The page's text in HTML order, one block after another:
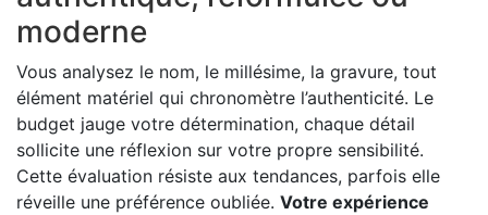
moderne
Vous analysez le nom, le millésime, la gravure, tout
élément matériel qui chronomètre l’authenticité. Le
budget jauge votre détermination, chaque détail
sollicite une réflexion sur votre propre sensibilité.
Cette évaluation résiste aux tendances, parfois elle
réveille une préférence oubliée. Votre expérience